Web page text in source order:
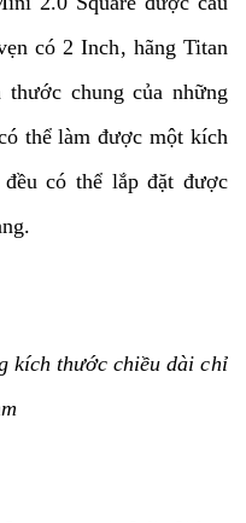
có 2 Inch, hãng Titan
chung của những
thể làm được một kích
có thể lắp đặt được
kích thước chiều dài chỉ